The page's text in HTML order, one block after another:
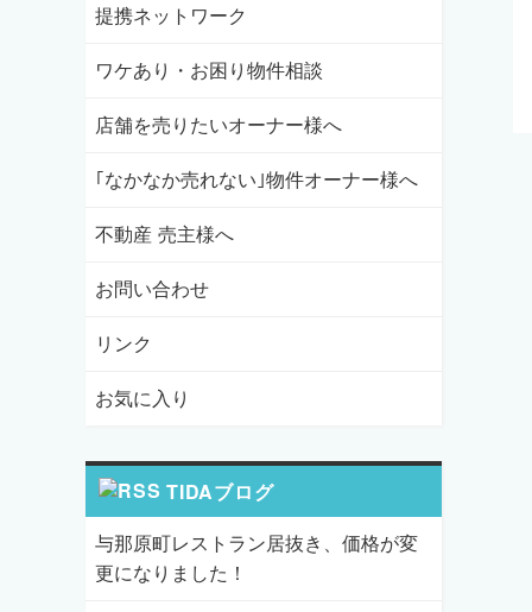
提携ネットワーク
ワケあり・お困り物件相談
店舗を売りたいオーナー様へ
｢なかなか売れない｣物件オーナー様へ
不動産 売主様へ
お問い合わせ
リンク
お気に入り
TIDAブログ
与那原町レストラン居抜き、価格が変
更になりました！